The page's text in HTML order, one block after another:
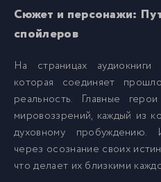
11 011
12 012
13
14 014
Сюжет и персонажи:
спойлеров
На страницах аудиокниги
которая соединяет
реальность. Главные
мировоззрений, каждый из
духовному пробуждению.
через осознание своих
что делает их близкими